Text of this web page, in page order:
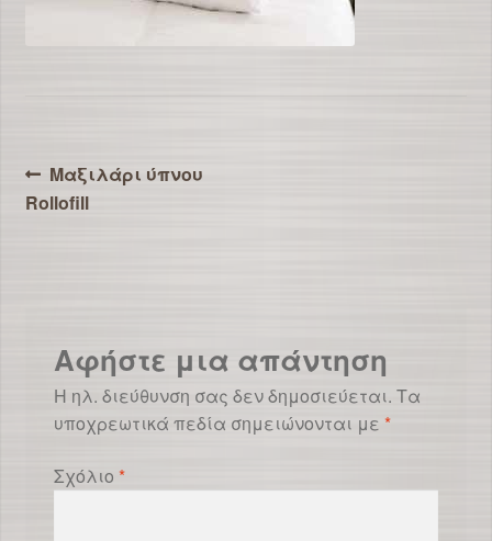
Πλοήγηση
άρθρων
Προηγούμενο
άρθρο:
Μαξιλάρι ύπνου
Rollofill
Αφήστε μια απάντηση
Η ηλ. διεύθυνση σας δεν δημοσιεύεται. Τα
υποχρεωτικά πεδία σημειώνονται με *
Σχόλιο *